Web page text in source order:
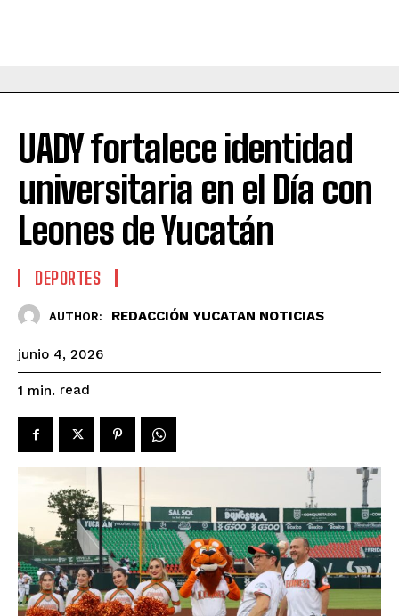
UADY fortalece identidad
universitaria en el Día con
Leones de Yucatán
DEPORTES
AUTHOR: REDACCIÓN YUCATAN NOTICIAS
junio 4, 2026
1 min. read